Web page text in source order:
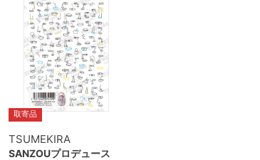
取寄品
TSUMEKIRA
SANZOUプロデュース